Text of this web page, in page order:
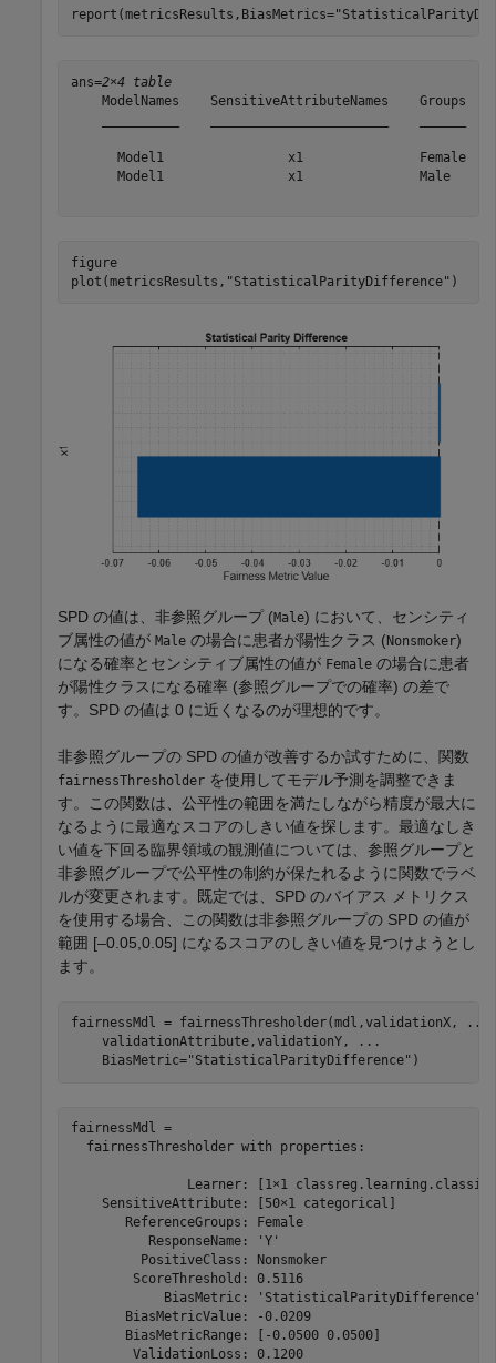
report(metricsResults,BiasMetrics=
ans=2×4 table
ModelNames    SensitiveAttributeNames    Groups
Model1                x1
Model1                x1
figure
plot(metricsResults, "StatisticalParityDifference" )
SPD の値は、非参照グループ (Male) において、センシティ
ブ属性の値が Male の場合に患者が陽性クラス (Nonsmoker)
になる確率とセンシティブ属性の値が Female の場合に患者
が陽性クラスになる確率 (参照グループでの確率) の差で
す。SPD の値は 0 に近くなるのが理想的です。
非参照グループの SPD の値が改善するか試すために、関数
fairnessThresholder を使用してモデル予測を調整できま
す。この関数は、公平性の範囲を満たしながら精度が最大に
なるように最適なスコアのしきい値を探します。最適なしき
い値を下回る臨界領域の観測値については、参照グループと
非参照グループで公平性の制約が保たれるように関数でラベ
ルが変更されます。既定では、SPD のバイアス メトリクス
を使用する場合、この関数は非参照グループの SPD の値が
範囲 [–0.05,0.05] になるスコアのしきい値を見つけようとし
ます。
fairnessMdl = fairnessThresholder(mdl,validationX,
...
    validationAttribute,validationY,
...
    BiasMetric=
"StatisticalParityDifference" )
fairnessMdl =
  fairnessThresholder with properties:
Learner: [1×1
    SensitiveAttribute: [50×1 categorical]
       ReferenceGroups: Female
          ResponseName: 'Y'
         PositiveClass: Nonsmoker
        ScoreThreshold: 0.5116
            BiasMetric: 'StatisticalParityDifference'
       BiasMetricValue: -0.0209
       BiasMetricRange: [-0.0500 0.0500]
        ValidationLoss: 0.1200